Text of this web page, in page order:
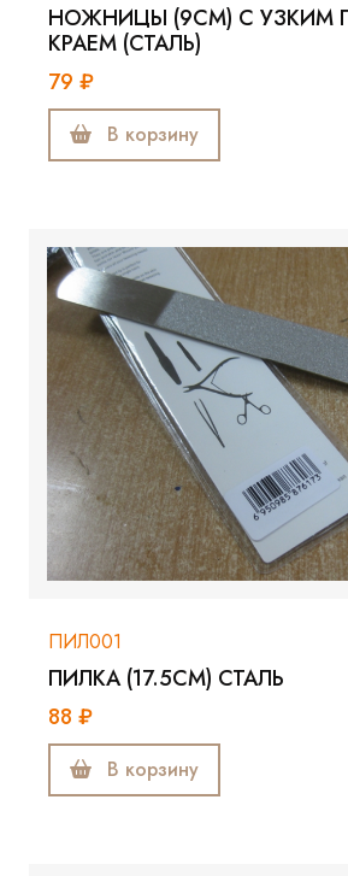
НОЖНИЦЫ (9СМ) С УЗКИМ
КРАЕМ (СТАЛЬ)
79 ₽
В корзину
ПИЛ001
ПИЛКА (17.5СМ) СТАЛЬ
88 ₽
В корзину